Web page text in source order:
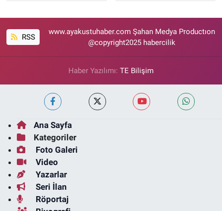
RSS
www.ayakustuhaber.com Şahan Medya Productıon
@copyright2025 habercilik
Haber Yazılımı: TE Bilişim
Ana Sayfa
Kategoriler
Foto Galeri
Video
Yazarlar
Seri İlan
Röportaj